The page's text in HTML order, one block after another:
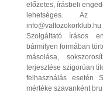
előzetes, írásbeli
lehetséges.
Szolgáltató írásos
bármilyen formában
másolása,
terjesztése szigorúan
felhasználás esetén
mértéke szavanként